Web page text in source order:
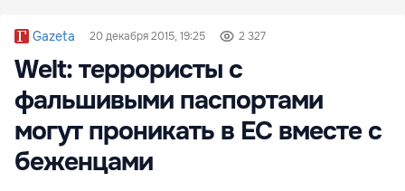
Gazeta 20 декабря 2015, 19:25 2 327
Welt: террористы с
фальшивыми паспортами
могут проникать в ЕС вместе с
беженцами